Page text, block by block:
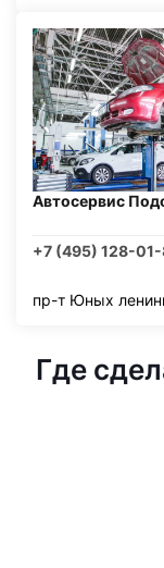
Автосервис
+7 (495) 128-
пр-т Юных
Где